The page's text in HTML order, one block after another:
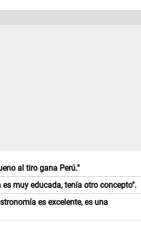
al tiro gana Perú."
muy educada, tenía otro concepto".
es excelente, es una